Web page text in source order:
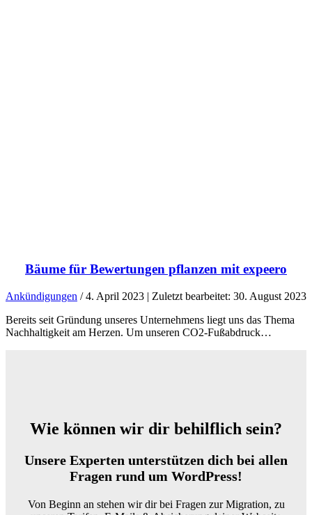
Bäume für Bewertungen pflanzen mit expeero
Ankündigungen / 4. April 2023 | Zuletzt bearbeitet: 30. August 2023
Bereits seit Gründung unseres Unternehmens liegt uns das Thema
Nachhaltigkeit am Herzen. Um unseren CO2-Fußabdruck…
Wie können wir dir behilflich sein?
Unsere Experten unterstützen dich bei allen
Fragen rund um WordPress!
Von Beginn an stehen wir dir bei Fragen zur Migration, zu